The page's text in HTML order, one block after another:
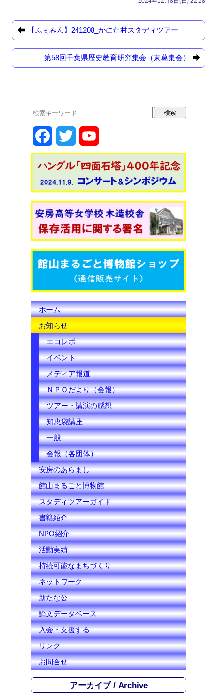
e
b
o
o
d
o
n
【ふぇみん】241208_かにた村スタディツアー
第58回千葉県歴史教育研究集会（東葛集会）
a
e
b
o
o
w
t
t
e
r
o
u
T
u
b
e
h
a
n
n
e
l
ホーム
お知らせ
エコレポ
イベント
メディア報道
ＮＰＯだより（会報）
ツアー・講演の感想
知恵袋講座
一般
会報（各団体）
安房のあらまし
館山まるごと博物館
スタディツアーガイド
書籍紹介
NPO紹介
活動実績
持続可能なまちづくり
ネットワーク
新たな公
論文データベース
入会・支援する
リンク
お問合せ
アーカイブ / Archive